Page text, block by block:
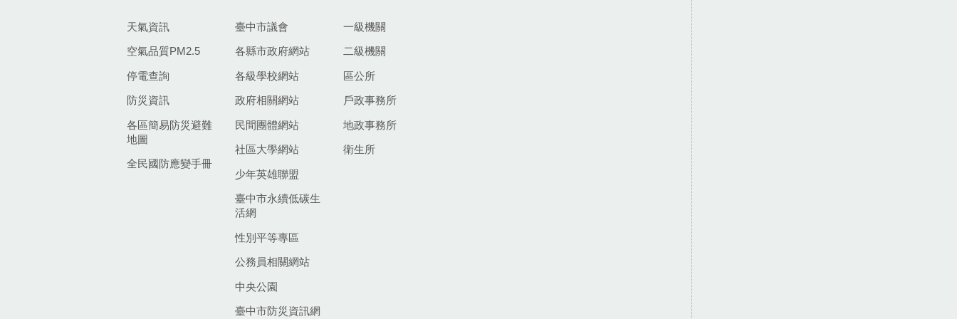
天氣資訊
空氣品質PM2.5
停電查詢
防災資訊
各區簡易防災避難
地圖
全民國防應變手冊
臺中市議會
各縣市政府網站
各級學校網站
政府相關網站
民間團體網站
社區大學網站
少年英雄聯盟
臺中市永續低碳生
活網
性別平等專區
公務員相關網站
中央公園
臺中市防災資訊網
一級機關
二級機關
區公所
戶政事務所
地政事務所
衛生所